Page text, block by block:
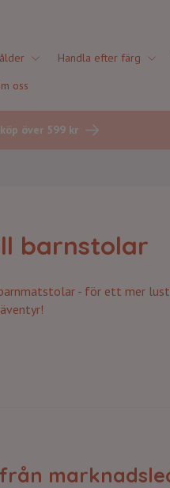
Handla efter färg
oss
över 599 kr
barnstolar
- för ett mer